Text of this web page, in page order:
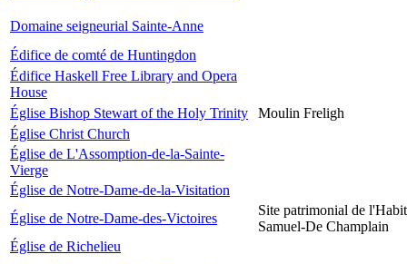
Domaine seigneurial Sainte-Anne
Édifice de comté de Huntingdon
Édifice Haskell Free Library and Opera
House
Église Bishop Stewart of the Holy Trinity
Moulin Freligh
Église Christ Church
Église de L'Assomption-de-la-Sainte-
Vierge
Église de Notre-Dame-de-la-Visitation
Église de Notre-Dame-des-Victoires
Site patrimonial de
Samuel-De Champlain
Église de Richelieu